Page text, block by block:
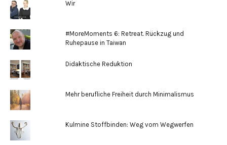
Wir
#MoreMoments 6: Retreat. Rückzug und
Ruhepause in Taiwan
Didaktische Reduktion
Mehr berufliche Freiheit durch Minimalismus
Kulmine Stoffbinden: Weg vom Wegwerfen